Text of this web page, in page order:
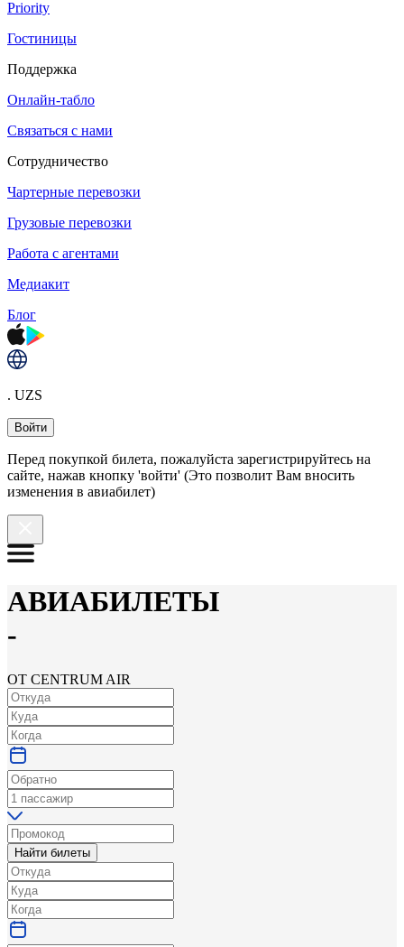
Priority
Гостиницы
Поддержка
Онлайн-табло
Связаться с нами
Сотрудничество
Чартерные перевозки
Грузовые перевозки
Работа с агентами
Медиакит
Блог
. UZS
Войти
Перед покупкой билета, пожалуйста зарегистрируйтесь на
сайте, нажав кнопку 'войти' (Это позволит Вам вносить
изменения в авиабилет)
АВИАБИЛЕТЫ
-
ОТ CENTRUM AIR
Найти билеты